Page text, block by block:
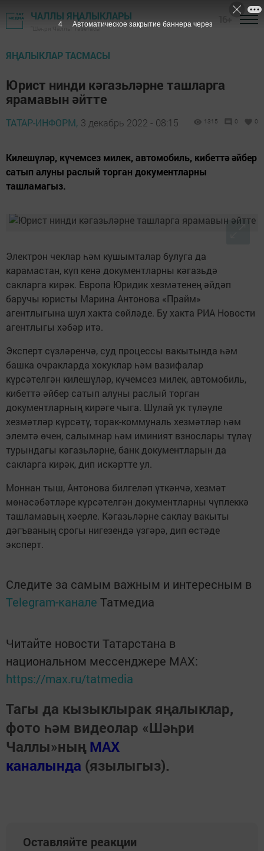
ЧАЛЛЫ ЯҢАЛЫКЛАРЫ
"Шәһри Чаллы" газетасы
ЯҢАЛЫКЛАР ТАСМАСЫ
Юрист нинди кәгазьләрне ташларга
ярамавын әйтте
ТАТАР-ИНФОРМ, 3 декабрь 2022 - 08:15 1315 0 0
Килешүләр, күчемсез милек, автомобиль, кибеттә әйбер
сатып алуны раслый торган документларны
ташламагыз.
Электрон чеклар һәм кушымталар булуга да
карамастан, күп кенә документларны кәгазьдә
сакларга кирәк. Европа Юридик хезмәтенең әйдәп
баручы юристы Марина Антонова «Прайм»
агентлыгына шул хакта сөйләде. Бу хакта РИА Новости
агентлыгы хәбәр итә.
Эксперт сүзләренчә, суд процессы вакытында һәм
башка очракларда хокуклар һәм вазифалар
күрсәтелгән килешүләр, күчемсез милек, автомобиль,
кибеттә әйбер сатып алуны раслый торган
документларның кирәге чыга. Шулай ук түләүле
хезмәтләр күрсәтү, торак-коммуналь хезмәтләр һәм
элемтә өчен, салымнар һәм иминият взнослары түләү
турындагы кәгазьләрне, банк документларын да
сакларга кирәк, дип искәртте ул.
Моннан тыш, Антонова билгеләп үткәнчә, хезмәт
мөнәсәбәтләре күрсәтелгән документларны чүплеккә
ташламавың хәерле. Кәгазьләрне саклау вакыты
дәгъваның срогы нигезендә үзгәрә, дип өстәде
эксперт.
Следите за самым важным и интересным в
Telegram-канале Татмедиа
Читайте новости Татарстана в
национальном мессенджере MАХ:
https://max.ru/tatmedia
Тагы да кызыклырак яңалыклар,
фото һәм видеолар «Шәһри
Чаллы»ның MAX
каналында (язылыгыз).
Оставляйте реакции
3 Автоматическое закрытие баннера через